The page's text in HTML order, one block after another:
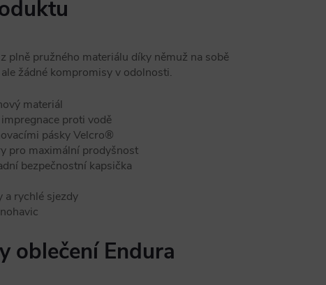
plně pružného materiálu díky němuž na sobě
žádné kompromisy v odolnosti.
materiál
proti vodě
pásky Velcro®
pro maximální prodyšnost
bezpečnostní kapsička
a rychlé sjezdy
oblečení Endura